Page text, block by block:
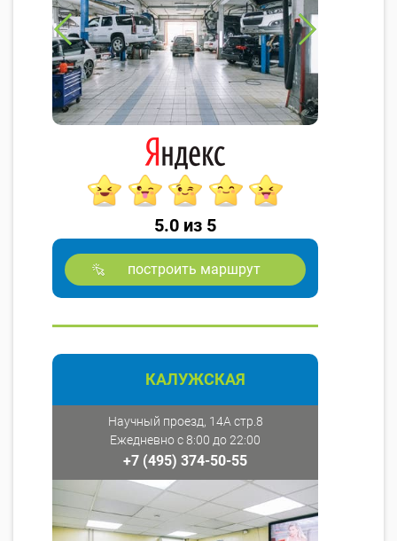
5.0 из 5
построить маршрут
КАЛУЖСКАЯ
Научный проезд, 14А стр.8
Ежедневно с 8:00 до 22:00
+7 (495) 374-50-55